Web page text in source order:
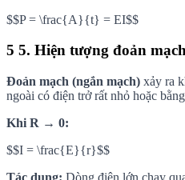
$$P = \frac{A}{t} = EI$$
5 5. Hiện tượng đoản
Đoản mạch (ngắn mạch) xảy ra
ngoài có điện trở rất nhỏ hoặc
Khi R → 0:
$$I = \frac{E}{r}$$
Tác dụng: Dòng điện lớn chạy